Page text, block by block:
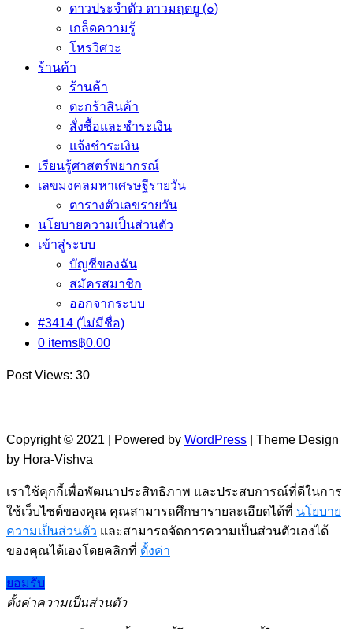
ดาวประจำตัว ดาวมฤตยู (๐)
เกล็ดความรู้
โหรวิศวะ
ร้านค้า
ร้านค้า
ตะกร้าสินค้า
สั่งซื้อและชำระเงิน
แจ้งชำระเงิน
เรียนรู้ศาสตร์พยากรณ์
เลขมงคลมหาเศรษฐีรายวัน
ตารางตัวเลขรายวัน
นโยบายความเป็นส่วนตัว
เข้าสู่ระบบ
บัญชีของฉัน
สมัครสมาชิก
ออกจากระบบ
#3414 (ไม่มีชื่อ)
0 items฿0.00
Post Views: 30
Copyright © 2021 | Powered by WordPress
Theme Design
by Hora-Vishva
เราใช้คุกกี้เพื่อพัฒนาประสิทธิภาพ และประสบการณ์ที่ดีในการ
ใช้เว็บไซต์ของคุณ คุณสามารถศึกษารายละเอียดได้ที่ นโยบาย
ความเป็นส่วนตัว และสามารถจัดการความเป็นส่วนตัวเองได้
ของคุณได้เองโดยคลิกที่ ตั้งค่า
ยอมรับ
ตั้งค่าความเป็นส่วนตัว